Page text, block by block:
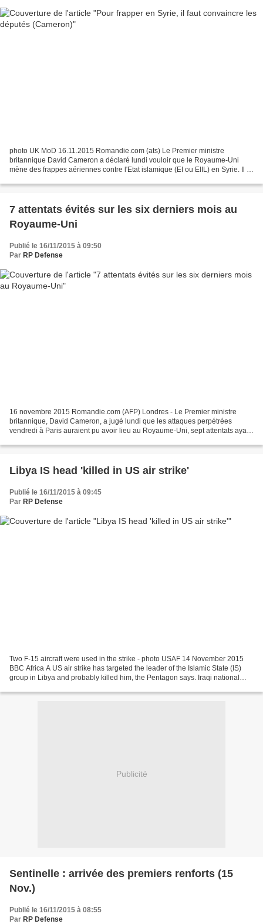
photo UK MoD 16.11.2015 Romandie.com (ats) Le Premier ministre
britannique David Cameron a déclaré lundi vouloir que le Royaume-Uni
mène des frappes aériennes contre l'Etat islamique (EI ou EIIL) en Syrie. Il a
7 attentats évités sur les six derniers mois au
Royaume-Uni
Publié le 16/11/2015 à 09:50
Par RP Defense
16 novembre 2015 Romandie.com (AFP) Londres - Le Premier ministre
britannique, David Cameron, a jugé lundi que les attaques perpétrées
vendredi à Paris auraient pu avoir lieu au Royaume-Uni, sept attentats ayant
Libya IS head 'killed in US air strike'
Publié le 16/11/2015 à 09:45
Par RP Defense
Two F-15 aircraft were used in the strike - photo USAF 14 November 2015
BBC Africa A US air strike has targeted the leader of the Islamic State (IS)
group in Libya and probably killed him, the Pentagon says. Iraqi national
Publicité
Sentinelle : arrivée des premiers renforts (15
Nov.)
Publié le 16/11/2015 à 08:55
Par RP Defense